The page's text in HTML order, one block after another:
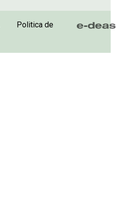
Politica de